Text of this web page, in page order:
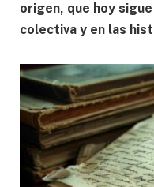
origen, que hoy
colectiva y en las